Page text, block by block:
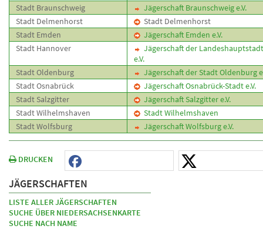
Stadt Braunschweig
Jägerschaft Braunschweig e.V.
Stadt Delmenhorst
Stadt Delmenhorst
Stadt Emden
Jägerschaft Emden e.V.
Stadt Hannover
Jägerschaft der
e.V.
Stadt Oldenburg
Jägerschaft der Stadt Oldenburg
Stadt Osnabrück
Jägerschaft Osnabrück-Stadt e.V.
Stadt Salzgitter
Jägerschaft Salzgitter e.V.
Stadt Wilhelmshaven
Stadt Wilhelmshaven
Stadt Wolfsburg
Jägerschaft Wolfsburg e.V.
DRUCKEN
JÄGERSCHAFTEN
LISTE ALLER JÄGERSCHAFTEN
SUCHE ÜBER NIEDERSACHSENKARTE
SUCHE NACH NAME